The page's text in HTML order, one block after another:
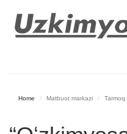
Home Matbuot markazi Tarmoq